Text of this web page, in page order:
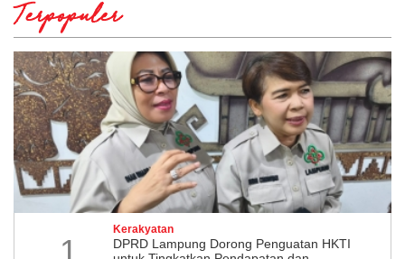
Terpopuler
1
Kerakyatan
DPRD Lampung Dorong Penguatan HKTI